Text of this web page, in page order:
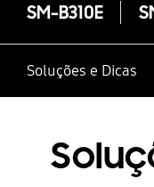
SM-B310E
Soluções e Dicas